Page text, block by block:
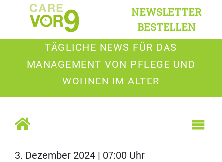
NEWSLETTER
BESTELLEN
TÄGLICHE NEWS FÜR DAS
MANAGEMENT VON PFLEGE UND
WOHNEN IM ALTER
3. Dezember 2024 | 07:00 Uhr